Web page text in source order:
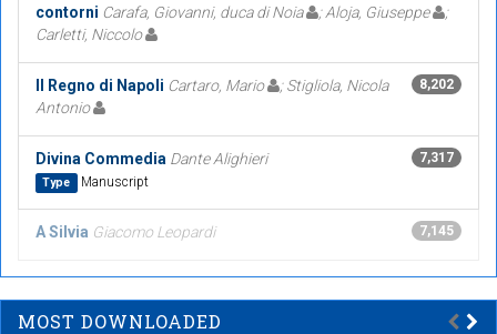
contorni Carafa, Giovanni, duca di Noia ; Aloja, Giuseppe
;
Carletti, Niccolo
8,202
Il Regno di Napoli Cartaro, Mario
; Stigliola, Nicola
Antonio
7,317
Divina Commedia Dante Alighieri
Type Manuscript
7,145
A Silvia Giacomo Leopardi
MOST DOWNLOADED